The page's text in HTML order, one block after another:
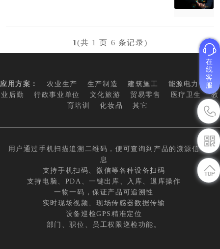
1(共 1 页 6 条记录)
应用方案： 农业生产 生产制造 建筑施工 能源电力
物
业后勤
行政事业单位 文化旅游 贸易零售 医疗卫生
教
育培训
化妆品 其它
用户通过手机扫描追溯二维码，便可查询到产品的溯源信
息
支持手机扫码、微信等各种设备扫码
支持电脑、PDA、一键出库、入库、退库操作
一物一码，保证产品可追溯性
实时现场视频、现场传感器数据传输
设备巡检GPS精准定位
部门、职位、员工权限巡检功能。
在
线
客
服